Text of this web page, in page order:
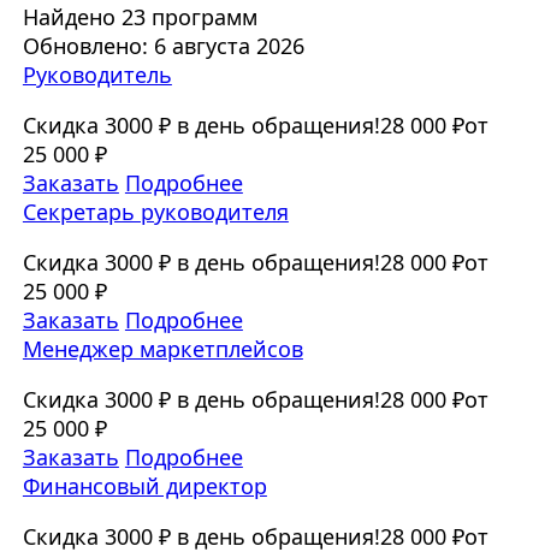
Найдено 23 программ
Обновлено: 6 августа 2026
Руководитель
Скидка 3000 ₽ в день обращения!28 000 ₽от
25 000 ₽
Заказать Подробнее
Секретарь руководителя
Скидка 3000 ₽ в день обращения!28 000 ₽от
25 000 ₽
Заказать Подробнее
Менеджер маркетплейсов
Скидка 3000 ₽ в день обращения!28 000 ₽от
25 000 ₽
Заказать Подробнее
Финансовый директор
Скидка 3000 ₽ в день обращения!28 000 ₽от